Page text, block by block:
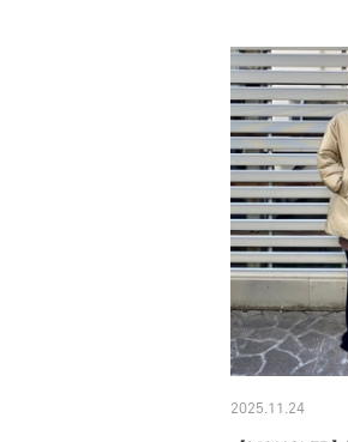
2025.11.24